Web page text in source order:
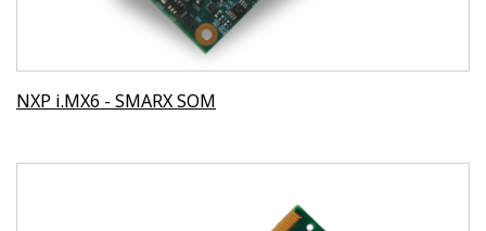
NXP i.MX6 - SMARX SOM